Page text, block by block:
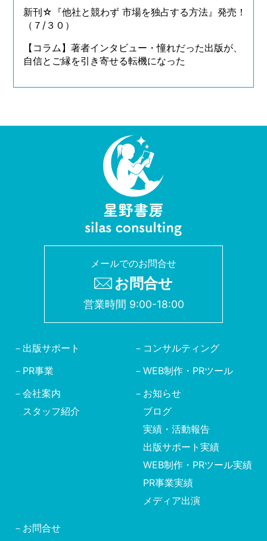
新刊☆『他社と競わず 市場を独占する方法』発売！
（７/３０）
【コラム】著者インタビュー・憧れだった出版が、
自信とご縁を引き寄せる転機になった
メールでのお問合せ
お問合せ
営業時間 9:00-18:00
出版サポート
コンサルティング
PR事業
WEB制作・PRツール
会社案内
スタッフ紹介
お知らせ
ブログ
実績・活動報告
出版サポート実績
WEB制作・PRツール実績
PR事業実績
メディア出演
お問合せ